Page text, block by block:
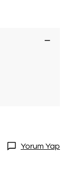
Yorum Yap